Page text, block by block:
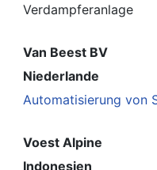
Verdampferanlage
Van Beest BV
Niederlande
Automatisierung von
Voest Alpine
Indonesien